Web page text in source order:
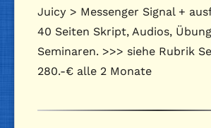
Juicy > Messenger Signal +
40 Seiten Skript, Audios,
Seminaren. >>> siehe Rubrik
280.-€ alle 2 Monate